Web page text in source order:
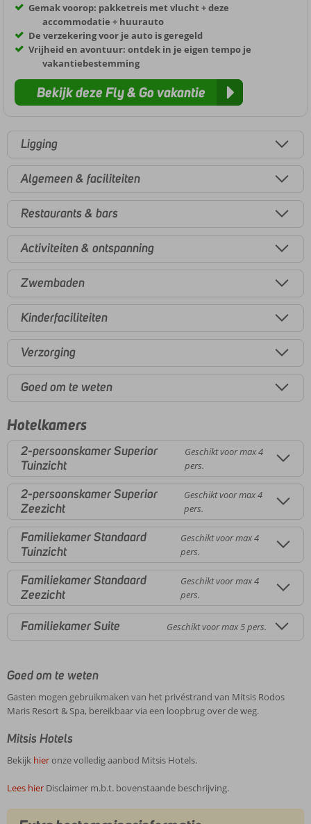
Gemak voorop: pakketreis met vlucht + deze
accommodatie + huurauto
De verzekering voor je auto is geregeld
Vrijheid en avontuur: ontdek in je eigen tempo je
vakantiebestemming
Bekijk deze Fly & Go vakantie
Ligging
Algemeen & faciliteiten
Restaurants & bars
Activiteiten & ontspanning
Zwembaden
Kinderfaciliteiten
Verzorging
Goed om te weten
Hotelkamers
2-persoonskamer Superior
Tuinzicht
Geschikt voor max 4
pers.
2-persoonskamer Superior
Zeezicht
Geschikt voor max 4
pers.
Familiekamer Standaard
Tuinzicht
Geschikt voor max 4
pers.
Familiekamer Standaard
Zeezicht
Geschikt voor max 4
pers.
Familiekamer Suite Geschikt voor max 5 pers.
Goed om te weten
Gasten mogen gebruikmaken van het privéstrand van Mitsis Rodos
Maris Resort & Spa, bereikbaar via een loopbrug over de weg.
Mitsis Hotels
Bekijk hieronze volledig aanbod Mitsis Hotels.
Lees hier Disclaimer m.b.t. bovenstaande beschrijving.